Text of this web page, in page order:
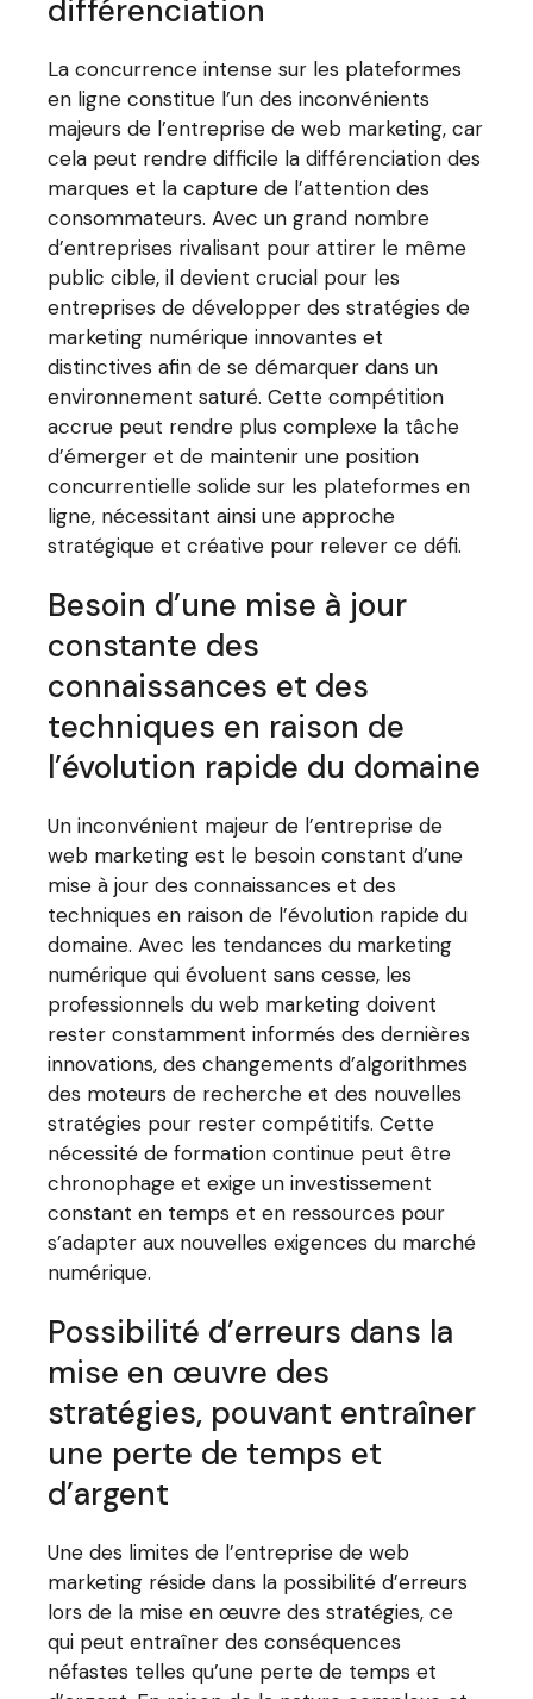
différenciation
La concurrence intense sur les plateformes
en ligne constitue l’un des inconvénients
majeurs de l’entreprise de web marketing, car
cela peut rendre difficile la différenciation des
marques et la capture de l’attention des
consommateurs. Avec un grand nombre
d’entreprises rivalisant pour attirer le même
public cible, il devient crucial pour les
entreprises de développer des stratégies de
marketing numérique innovantes et
distinctives afin de se démarquer dans un
environnement saturé. Cette compétition
accrue peut rendre plus complexe la tâche
d’émerger et de maintenir une position
concurrentielle solide sur les plateformes en
ligne, nécessitant ainsi une approche
stratégique et créative pour relever ce défi.
Besoin d’une mise à jour
constante des
connaissances et des
techniques en raison de
l’évolution rapide du domaine
Un inconvénient majeur de l’entreprise de
web marketing est le besoin constant d’une
mise à jour des connaissances et des
techniques en raison de l’évolution rapide du
domaine. Avec les tendances du marketing
numérique qui évoluent sans cesse, les
professionnels du web marketing doivent
rester constamment informés des dernières
innovations, des changements d’algorithmes
des moteurs de recherche et des nouvelles
stratégies pour rester compétitifs. Cette
nécessité de formation continue peut être
chronophage et exige un investissement
constant en temps et en ressources pour
s’adapter aux nouvelles exigences du marché
numérique.
Possibilité d’erreurs dans la
mise en œuvre des
stratégies, pouvant entraîner
une perte de temps et
d’argent
Une des limites de l’entreprise de web
marketing réside dans la possibilité d’erreurs
lors de la mise en œuvre des stratégies, ce
qui peut entraîner des conséquences
néfastes telles qu’une perte de temps et